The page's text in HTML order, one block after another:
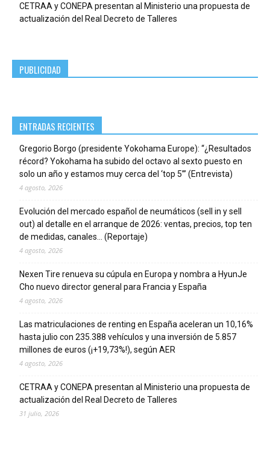
CETRAA y CONEPA presentan al Ministerio una propuesta de
actualización del Real Decreto de Talleres
PUBLICIDAD
ENTRADAS RECIENTES
Gregorio Borgo (presidente Yokohama Europe): “¿Resultados
récord? Yokohama ha subido del octavo al sexto puesto en
solo un año y estamos muy cerca del ‘top 5’” (Entrevista)
4 agosto, 2026
Evolución del mercado español de neumáticos (sell in y sell
out) al detalle en el arranque de 2026: ventas, precios, top ten
de medidas, canales… (Reportaje)
4 agosto, 2026
Nexen Tire renueva su cúpula en Europa y nombra a HyunJe
Cho nuevo director general para Francia y España
4 agosto, 2026
Las matriculaciones de renting en España aceleran un 10,16%
hasta julio con 235.388 vehículos y una inversión de 5.857
millones de euros (¡+19,73%!), según AER
4 agosto, 2026
CETRAA y CONEPA presentan al Ministerio una propuesta de
actualización del Real Decreto de Talleres
31 julio, 2026